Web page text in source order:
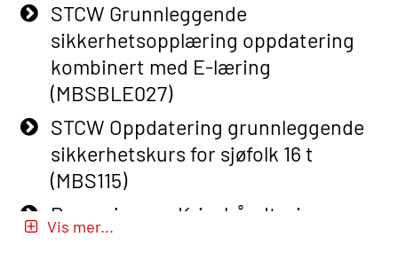
Basic Safety Training – Refresher
Course (English) (OBS1063)
Basic Safety Training – Refresher
Course (English) for emergency
response personnel with Adaptive E-
learning (OBSBLE050)
Helikopterevakuering inkl pustelunge
med adaptive e-læring (OSEBLE018)
STCW Grunnleggende
sikkerhetsopplæring oppdatering
kombinert med E-læring
(MBSBLE027)
STCW Oppdatering grunnleggende
sikkerhetskurs for sjøfolk 16 t
(MBS115)
Passasjer- og Krisehåndtering
(MBSBLE020)
Vis mer...